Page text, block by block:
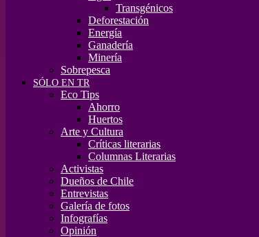
Transgénicos
Deforestación
Energía
Ganadería
Minería
Sobrepesca
SÓLO EN TR
Eco Tips
Ahorro
Huertos
Arte y Cultura
Críticas literarias
Columnas Literarias
Activistas
Dueños de Chile
Entrevistas
Galería de fotos
Infografías
Opinión